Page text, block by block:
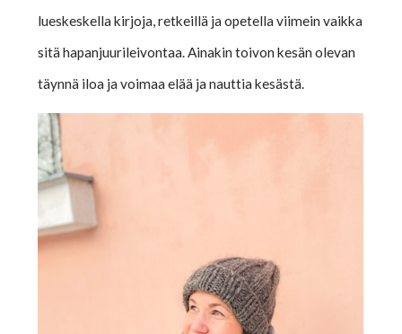
lueskeskella kirjoja, retkeillä ja opetella viimein vaikka
sitä hapanjuurileivontaa. Ainakin toivon kesän olevan
täynnä iloa ja voimaa elää ja nauttia kesästä.